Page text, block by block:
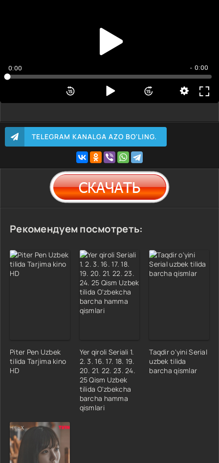
0:00 - 0:00
TELEGRAM KANALGA AZO BO'LING.
Рекомендуем посмотреть:
Piter Pen Uzbek
tilida Tarjima kino
HD
Yer qiroli Seriali 1.
2. 3. 16. 17. 18. 19.
20. 21. 22. 23. 24.
25 Qism Uzbek
tilida O'zbekcha
barcha hamma
qismlari
Taqdir o'yini Serial
uzbek tilida
barcha qismlar